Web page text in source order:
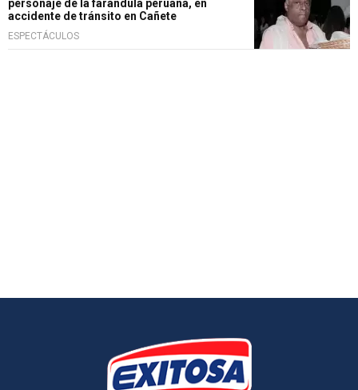
personaje de la farándula peruana, en
accidente de tránsito en Cañete
ESPECTÁCULOS